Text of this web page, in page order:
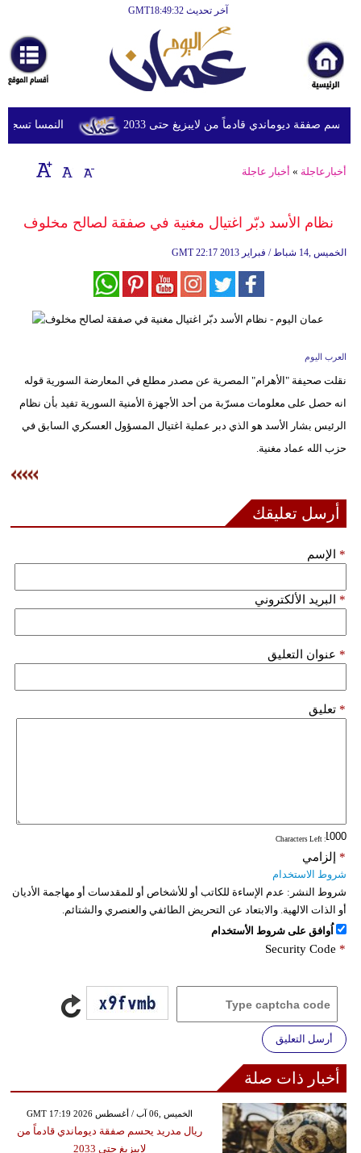
آخر تحديث GMT18:49:32
أخبارعاجلة
رياضة
ثقافة
إقتصاد
وموسيقى
وتغذية
ديكور
إعلام
وتكنولوجيا
بيئة
النمسا تسجل أعلى صفقة ديوماندي قادماً من لايبزيغ حتى 2033
أخبارعاجلة » أخبار عاجلة
نظام الأسد دبّر اغتيال مغنية في صفقة لصالح مخلوف
GMT 22:17 2013 الخميس ,14 شباط / فبراير
العرب اليوم
نقلت صحيفة "الأهرام" المصرية عن مصدر مطلع في المعارضة السورية قوله
انه حصل على معلومات مسرّبة من أحد الأجهزة الأمنية السورية تفيد بأن نظام
الرئيس بشار الأسد هو الذي دبر عملية اغتيال المسؤول العسكري السابق في
حزب الله عماد مغنية.
أرسل تعليقك
الإسم *
البريد الألكتروني *
عنوان التعليق *
تعليق *
: Characters Left
إلزامي *
شروط الاستخدام
شروط النشر: عدم الإساءة للكاتب أو للأشخاص أو للمقدسات أو مهاجمة الأديان
أو الذات الالهية. والابتعاد عن التحريض الطائفي والعنصري والشتائم.
اُوافق على شروط الأستخدام
Security Code *
أرسل التعليق
أخبار ذات صلة
GMT 17:19 2026 الخميس ,06 آب / أغسطس
ريال مدريد يحسم صفقة ديوماندي قادماً من
لايبزيغ حتى 2033